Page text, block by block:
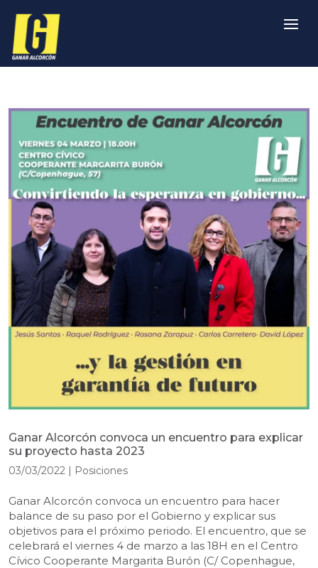
Ganar Alcorcón convoca un encuentro para explicar
su proyecto hasta 2023
03/03/2022 | Posiciones
Ganar Alcorcón convoca un encuentro para hacer
balance de su paso por el Gobierno y explicar sus
objetivos para el próximo periodo. El encuentro, que se
celebrará el viernes 4 de marzo a las 18H en el Centro
Cívico Cooperante Margarita Burón (C/ Copenhague,